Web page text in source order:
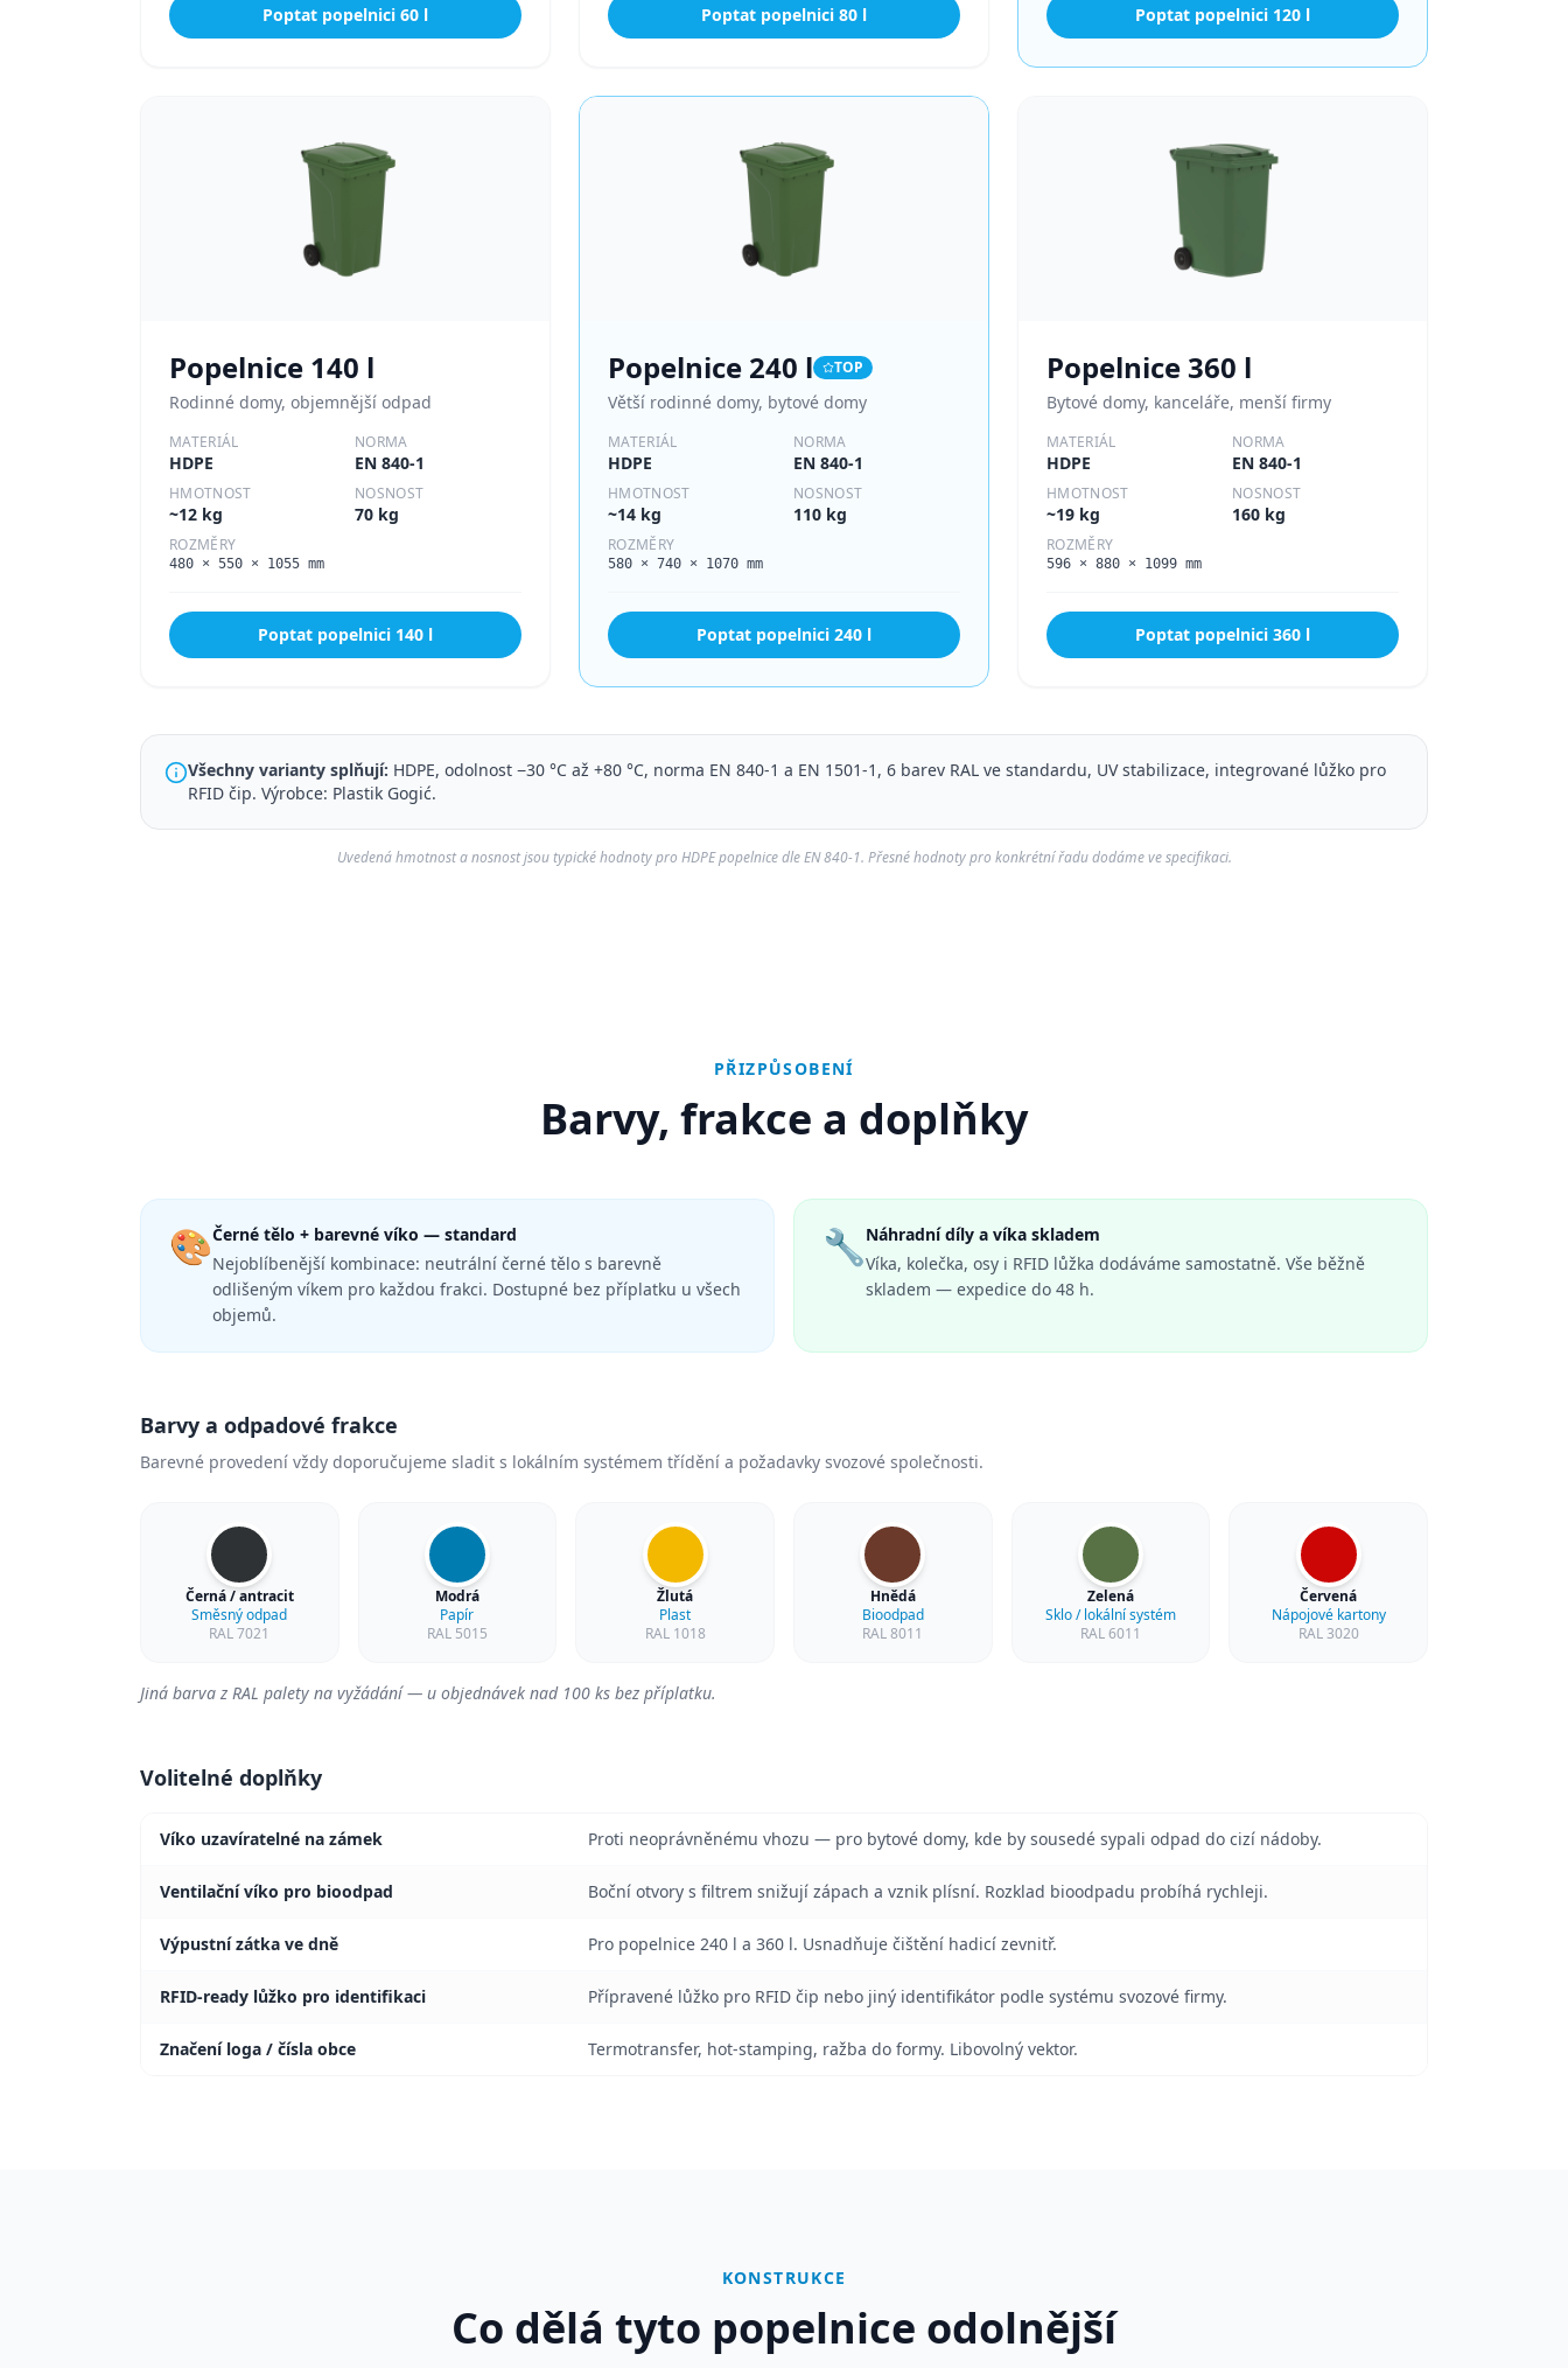
Poptat popelnici 60 l Poptat popelnici 80 l Poptat popelnici 120 l
Popelnice 140 l
Rodinné domy, objemnější odpad
MATERIÁL
HDPE
NORMA
EN 840-1
HMOTNOST
~12 kg
NOSNOST
70 kg
ROZMĚRY
480 × 550 × 1055 mm
Poptat popelnici 140 l
Popelnice 240 l TOP
Větší rodinné domy, bytové domy
MATERIÁL
HDPE
NORMA
EN 840-1
HMOTNOST
~14 kg
NOSNOST
110 kg
ROZMĚRY
580 × 740 × 1070 mm
Poptat popelnici 240 l
Popelnice 360 l
Bytové domy, kanceláře, menší firmy
MATERIÁL
HDPE
NORMA
EN 840-1
HMOTNOST
~19 kg
NOSNOST
160 kg
ROZMĚRY
596 × 880 × 1099 mm
Poptat popelnici 360 l
Všechny varianty splňují: HDPE, odolnost −30 °C až +80 °C, norma EN 840-1 a EN 1501-1, 6 barev RAL ve standardu, UV stabilizace, integrované lůžko pro
RFID čip. Výrobce: Plastik Gogić.
Uvedená hmotnost a nosnost jsou typické hodnoty pro HDPE popelnice dle EN 840-1. Přesné hodnoty pro konkrétní řadu dodáme ve specifikaci.
PŘIZPŮSOBENÍ
Barvy, frakce a doplňky
🎨Černé tělo + barevné víko — standard
Nejoblíbenější kombinace: neutrální černé tělo s barevně
odlišeným víkem pro každou frakci. Dostupné bez příplatku u všech
objemů.
🔧 Náhradní díly a víka skladem
Víka, kolečka, osy i RFID lůžka dodáváme samostatně. Vše běžně
skladem — expedice do 48 h.
Barvy a odpadové frakce
Barevné provedení vždy doporučujeme sladit s lokálním systémem třídění a požadavky svozové společnosti.
Černá / antracit
Směsný odpad
RAL 7021
Modrá
Papír
RAL 5015
Žlutá
Plast
RAL 1018
Hnědá
Bioodpad
RAL 8011
Zelená
Sklo / lokální systém
RAL 6011
Červená
Nápojové kartony
RAL 3020
Jiná barva z RAL palety na vyžádání — u objednávek nad 100 ks bez příplatku.
Volitelné doplňky
Víko uzavíratelné na zámek Proti neoprávněnému vhozu — pro bytové domy, kde by sousedé sypali odpad do cizí nádoby.
Ventilační víko pro bioodpad Boční otvory s filtrem snižují zápach a vznik plísní. Rozklad bioodpadu probíhá rychleji.
Výpustní zátka ve dně Pro popelnice 240 l a 360 l. Usnadňuje čištění hadicí zevnitř.
RFID-ready lůžko pro identifikaci Přípravené lůžko pro RFID čip nebo jiný identifikátor podle systému svozové firmy.
Značení loga / čísla obce Termotransfer, hot-stamping, ražba do formy. Libovolný vektor.
KONSTRUKCE
Co dělá tyto popelnice odolnější